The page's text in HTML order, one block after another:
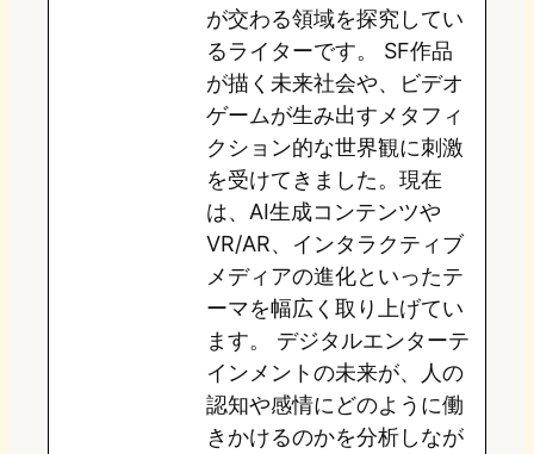
n
k
が交わる領域を探究してい
るライターです。 SF作品
が描く未来社会や、ビデオ
ゲームが生み出すメタフィ
クション的な世界観に刺激
を受けてきました。現在
は、AI生成コンテンツや
VR/AR、インタラクティブ
メディアの進化といったテ
ーマを幅広く取り上げてい
ます。 デジタルエンターテ
インメントの未来が、人の
認知や感情にどのように働
きかけるのかを分析しなが